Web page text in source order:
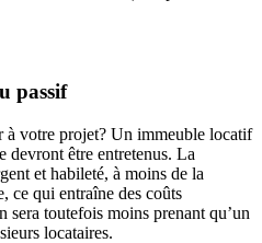
passif
à votre projet? Un immeuble locatif
devront être entretenus. La
et habileté, à moins de la
ce qui entraîne des coûts
sera toutefois moins prenant qu’un
locataires.